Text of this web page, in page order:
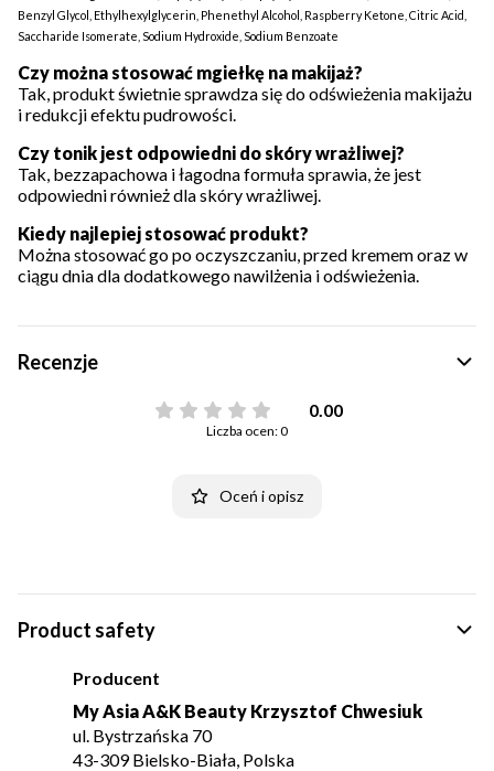
Benzyl Glycol, Ethylhexylglycerin, Phenethyl Alcohol, Raspberry Ketone, Citric Acid,
Saccharide Isomerate, Sodium Hydroxide, Sodium Benzoate
Czy można stosować mgiełkę na makijaż?
Tak, produkt świetnie sprawdza się do odświeżenia makijażu
i redukcji efektu pudrowości.
Czy tonik jest odpowiedni do skóry wrażliwej?
Tak, bezzapachowa i łagodna formuła sprawia, że jest
odpowiedni również dla skóry wrażliwej.
Kiedy najlepiej stosować produkt?
Można stosować go po oczyszczaniu, przed kremem oraz w
ciągu dnia dla dodatkowego nawilżenia i odświeżenia.
Recenzje
0.00
Liczba ocen: 0
Oceń i opisz
Product safety
Producent
My Asia A&K Beauty Krzysztof Chwesiuk
ul. Bystrzańska 70
43-309 Bielsko-Biała, Polska